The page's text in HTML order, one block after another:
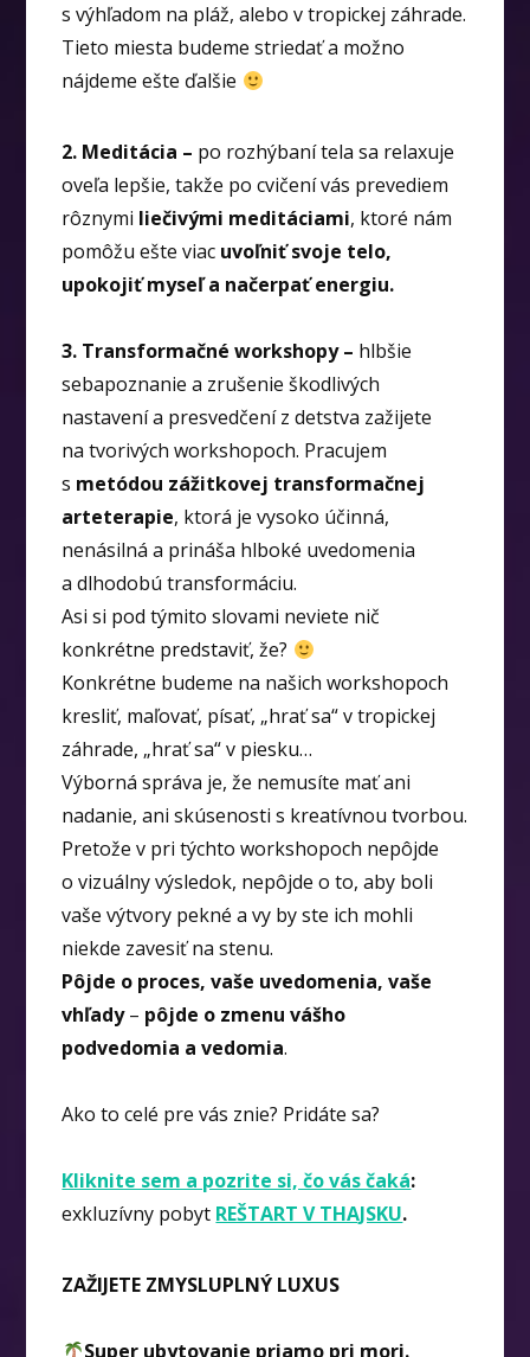
s výhľadom na pláž, alebo v tropickej záhrade.
Tieto miesta budeme striedať a možno
nájdeme ešte ďalšie
2. Meditácia – po rozhýbaní tela sa relaxuje
oveľa lepšie, takže po cvičení vás prevediem
rôznymi liečivými meditáciami, ktoré nám
pomôžu ešte viac uvoľniť svoje telo,
upokojiť myseľ a načerpať energiu.
3. Transformačné workshopy – hlbšie
sebapoznanie a zrušenie škodlivých
nastavení a presvedčení z detstva zažijete
na tvorivých workshopoch. Pracujem
s metódou zážitkovej transformačnej
arteterapie, ktorá je vysoko účinná,
nenásilná a prináša hlboké uvedomenia
a dlhodobú transformáciu.
Asi si pod týmito slovami neviete nič
konkrétne predstaviť, že?
Konkrétne budeme na našich workshopoch
kresliť, maľovať, písať, „hrať sa“ v tropickej
záhrade, „hrať sa“ v piesku…
Výborná správa je, že nemusíte mať ani
nadanie, ani skúsenosti s kreatívnou tvorbou.
Pretože v pri týchto workshopoch nepôjde
o vizuálny výsledok, nepôjde o to, aby boli
vaše výtvory pekné a vy by ste ich mohli
niekde zavesiť na stenu.
Pôjde o proces, vaše uvedomenia, vaše
vhľady– pôjde o zmenu vášho
podvedomia a vedomia.
Ako to celé pre vás znie? Pridáte sa?
Kliknite sem a pozrite si, čo vás čaká:
exkluzívny pobyt REŠTART V THAJSKU.
ZAŽIJETE ZMYSLUPLNÝ LUXUS
Super ubytovanie priamo pri mori.